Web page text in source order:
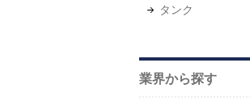
タンク
業界から探す